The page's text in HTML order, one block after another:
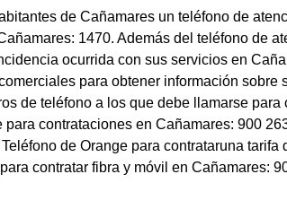
de Cañamares un teléfono de
1470. Además del teléfono de
ocurrida con sus servicios en
para obtener información sobre
de teléfono a los que debe llamarse
para contrataciones en Cañamares: 900
de Orange para contrataruna
contratar fibra y móvil en Cañamares: